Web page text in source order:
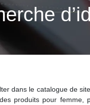
dans le catalogue de
produits pour femme,